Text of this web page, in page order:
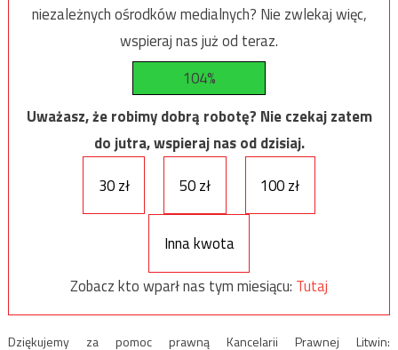
niezależnych ośrodków medialnych? Nie zwlekaj więc,
wspieraj nas już od teraz.
104%
Uważasz, że robimy dobrą robotę? Nie czekaj zatem
do jutra, wspieraj nas od dzisiaj.
30 zł
50 zł 100 zł
Inna kwota
Zobacz kto wparł nas tym miesiącu: Tutaj
Dziękujemy za pomoc prawną Kancelarii Prawnej Litwin: